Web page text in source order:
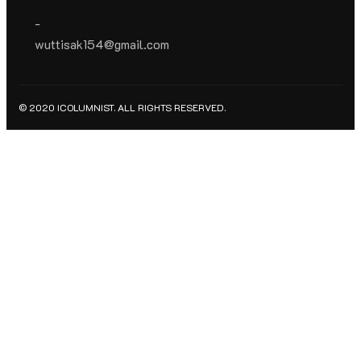
-
wuttisak154@gmail.com
© 2020 ICOLUMNIST. ALL RIGHTS RESERVED.